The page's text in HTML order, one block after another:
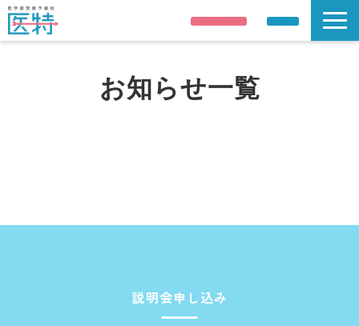
説明会申し込み 資料請求
解答速報
校舎 / 寮のご案内
お知らせ一覧
説明会申し込み